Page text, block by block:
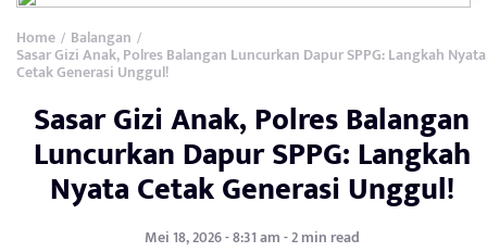
Home / Balangan /
Sasar Gizi Anak, Polres Balangan Luncurkan Dapur SPPG: Langkah Nyata
Cetak Generasi Unggul!
Sasar Gizi Anak, Polres Balangan
Luncurkan Dapur SPPG: Langkah
Nyata Cetak Generasi Unggul!
Mei 18, 2026 - 8:31 am - 2 min read